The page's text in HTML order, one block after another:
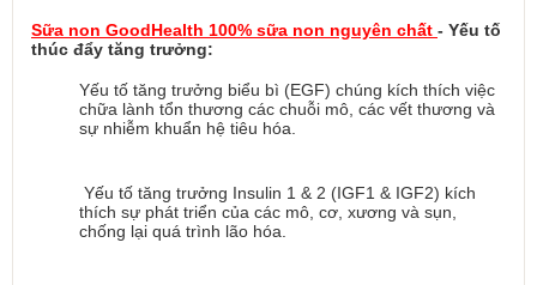
Sữa non GoodHealth 100% sữa non nguyên chất - Yếu tố
thúc đẩy tăng trưởng:
Yếu tố tăng trưởng biểu bì (EGF) chúng kích thích việc
chữa lành tổn thương các chuỗi mô, các vết thương và
sự nhiễm khuẩn hệ tiêu hóa.
Yếu tố tăng trưởng Insulin 1 & 2 (IGF1 & IGF2) kích
thích sự phát triển của các mô, cơ, xương và sụn,
chống lại quá trình lão hóa.